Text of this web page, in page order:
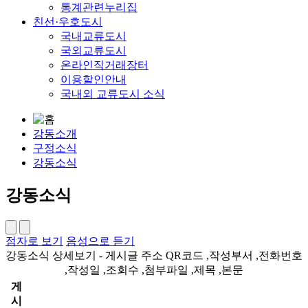
통계관련누리집
친선·우호도시
국내교류도시
국외교류도시
온라인직거래장터
이용할인안내
국내외 교류도시 소식
강동소개
구정소식
강동소식
강동소식
점자로 보기
음성으로 듣기
강동소식 상세보기 - 게시글 주소 QR코드 ,작성부서 ,전화번호
,작성일 ,조회수 ,첨부파일 ,제목 ,본문
게
시